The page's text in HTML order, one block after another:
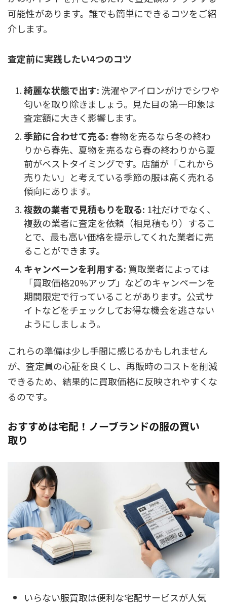
可能性があります。誰でも簡単にできるコツをご紹
介します。
査定前に実践したい4つのコツ
綺麗な状態で出す: 洗濯やアイロンがけでシワや
匂いを取り除きましょう。見た目の第一印象は
査定額に大きく影響します。
季節に合わせて売る:春物を売るなら冬の終わ
りから春先、夏物を売るなら春の終わりから夏
前がベストタイミングです。店舗が「これから
売りたい」と考えている季節の服は高く売れる
傾向にあります。
複数の業者で見積もりを取る: 1社だけでなく、
複数の業者に査定を依頼（相見積もり）するこ
とで、最も高い価格を提示してくれた業者に売
ることができます。
キャンペーンを利用する: 買取業者によっては
「買取価格20%アップ」などのキャンペーンを
期間限定で行っていることがあります。公式サ
イトなどをチェックしてお得な機会を逃さない
ようにしましょう。
これらの準備は少し手間に感じるかもしれません
が、 査定員の心証を良くし、再販時のコストを削減
できるため、結果的に買取価格に反映されやすくな
るのです。
おすすめは宅配！ノーブランドの服の買い
取り
いらない服買取は便利な宅配サービスが人気